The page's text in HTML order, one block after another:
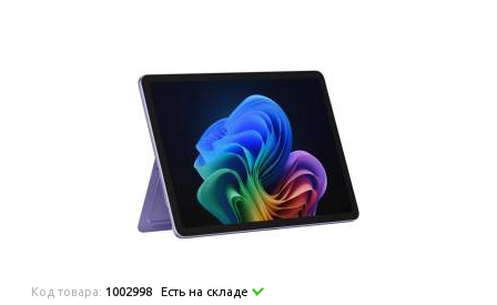
Код товара: 1002998 Есть на складе